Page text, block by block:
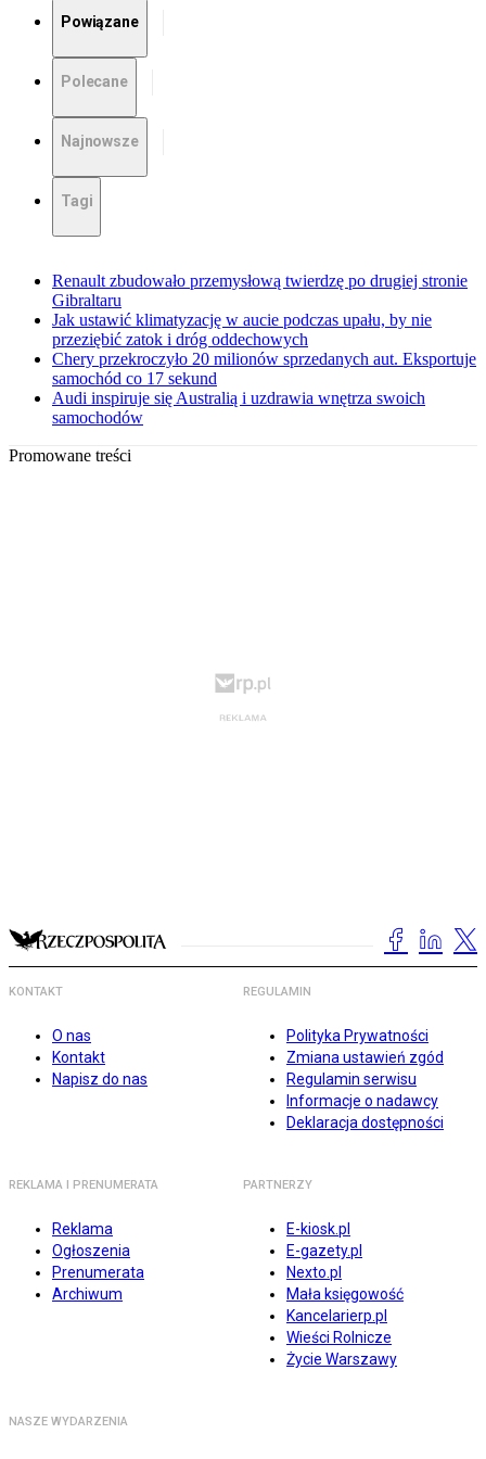
Powiązane
Polecane
Najnowsze
Tagi
Renault zbudowało przemysłową twierdzę po drugiej stronie
Gibraltaru
Jak ustawić klimatyzację w aucie podczas upału, by nie
przeziębić zatok i dróg oddechowych
Chery przekroczyło 20 milionów sprzedanych aut. Eksportuje
samochód co 17 sekund
Audi inspiruje się Australią i uzdrawia wnętrza swoich
samochodów
Promowane treści
KONTAKT
O nas
Kontakt
Napisz do nas
REGULAMIN
Polityka Prywatności
Zmiana ustawień zgód
Regulamin serwisu
Informacje o nadawcy
Deklaracja dostępności
REKLAMA I PRENUMERATA
Reklama
Ogłoszenia
Prenumerata
Archiwum
PARTNERZY
E-kiosk.pl
E-gazety.pl
Nexto.pl
Mała księgowość
Kancelarierp.pl
Wieści Rolnicze
Życie Warszawy
NASZE WYDARZENIA